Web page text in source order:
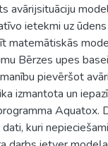
avārijsituāciju
ietekmi uz ūdens
matemātiskās
Bērzes upes
pievēršot
izmantota un
Aquatox.
kuri